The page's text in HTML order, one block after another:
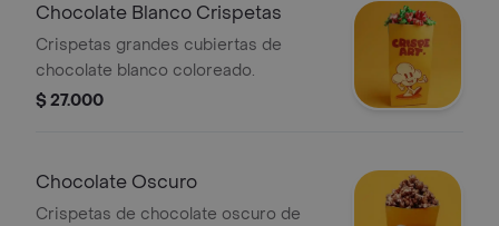
Chocolate Blanco Crispetas
Crispetas grandes cubiertas de
chocolate blanco coloreado.
$ 27.000
Chocolate Oscuro
Crispetas de chocolate oscuro de